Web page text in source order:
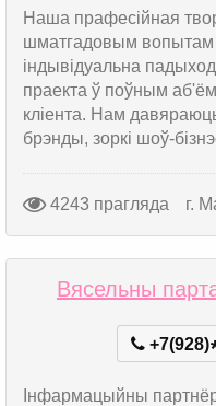
Наша прафесійная
шматгадовым вопытам
індывідуальна
праекта ў поўным
кліента. Нам
брэнды, зоркі шоў-
4243 прагляда г.
Вясельны
+7(928)
Інфармацыйны